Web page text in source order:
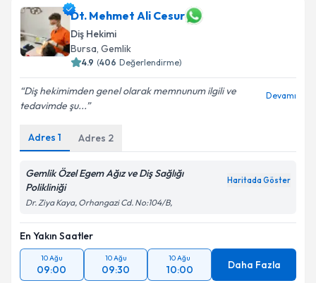
Dt. Mehmet Ali Cesur
Diş Hekimi
Bursa, Gemlik
4.9 (406 Değerlendirme)
Diş hekimimden genel olarak memnunum ilgili ve
tedavimde şu...
Devamı
Adres 1 Adres 2
Gemlik Özel Egem Ağız ve Diş Sağlığı
Polikliniği
Haritada Göster
Dr. Ziya Kaya, Orhangazi Cd. No:104/B,
En Yakın Saatler
10 Ağu
09:00
10 Ağu
09:30
10 Ağu
10:00 Daha Fazla